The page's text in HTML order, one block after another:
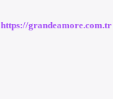
https://grandeamore.com.tr